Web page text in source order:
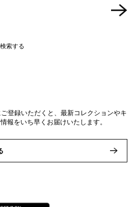
索する
ご登録いただくと、最新コレクションやキ
報をいち早くお届けいたします。